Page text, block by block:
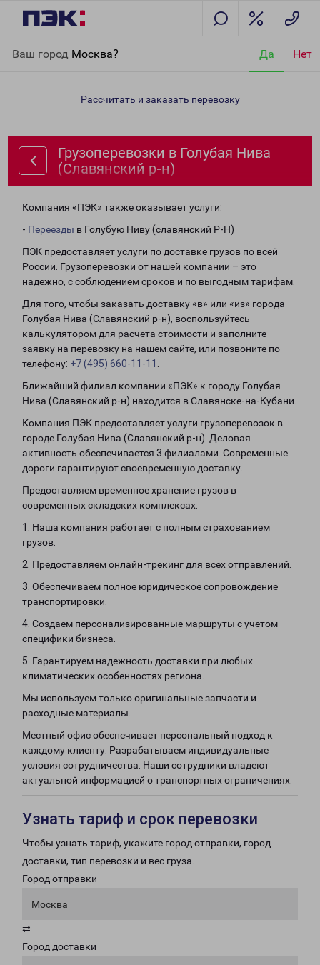
Ваш город Москва? Да Нет
(Славянский р-н)
Рассчитать и заказать перевозку
Грузоперевозки в Голубая Нива
(Славянский р-н)
Компания «ПЭК» также оказывает услуги:
- Переезды в Голубую Ниву (славянский Р-Н)
ПЭК предоставляет услуги по доставке грузов по всей
России. Грузоперевозки от нашей компании – это
надежно, с соблюдением сроков и по выгодным тарифам.
Для того, чтобы заказать доставку «в» или «из» города
Голубая Нива (Славянский р-н), воспользуйтесь
калькулятором для расчета стоимости и заполните
заявку на перевозку на нашем сайте, или позвоните по
телефону: +7 (495) 660-11-11
Ближайший филиал компании «ПЭК» к городу Голубая
Нива (Славянский р-н) находится в Славянске-на-Кубани.
Компания ПЭК предоставляет услуги грузоперевозок в
городе Голубая Нива (Славянский р-н). Деловая
активность обеспечивается 3 филиалами. Современные
дороги гарантируют своевременную доставку.
Предоставляем временное хранение грузов в
современных складских комплексах.
1. Наша компания работает с полным страхованием
грузов.
2. Предоставляем онлайн-трекинг для всех отправлений.
3. Обеспечиваем полное юридическое сопровождение
транспортировки.
4. Создаем персонализированные маршруты с учетом
специфики бизнеса.
5. Гарантируем надежность доставки при любых
климатических особенностях региона.
Мы используем только оригинальные запчасти и
расходные материалы.
Местный офис обеспечивает персональный подход к
каждому клиенту. Разрабатываем индивидуальные
условия сотрудничества. Наши сотрудники владеют
актуальной информацией о транспортных ограничениях.
Узнать тариф и срок перевозки
Чтобы узнать тариф, укажите город отправки, город
доставки, тип перевозки и вес груза.
Город отправки
Москва
⇄
Город доставки